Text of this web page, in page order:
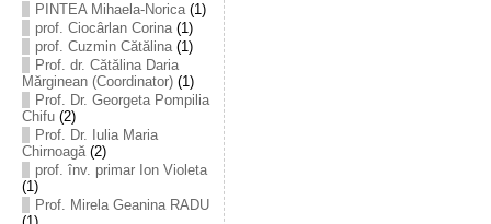
PINTEA Mihaela-Norica(1)
prof. Ciocârlan Corina(1)
prof. Cuzmin Cătălina(1)
Prof. dr. Cătălina Daria
Mărginean (Coordinator)(1)
Prof. Dr. Georgeta Pompilia
Chifu(2)
Prof. Dr. Iulia Maria
Chirnoagă(2)
prof. înv. primar Ion Violeta
(1)
Prof. Mirela Geanina RADU